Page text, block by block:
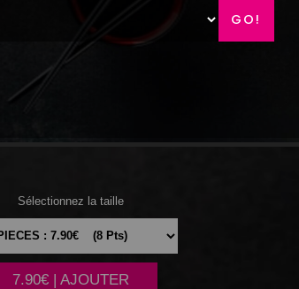
Sélectionnez la taille
7.90€ | AJOUTER